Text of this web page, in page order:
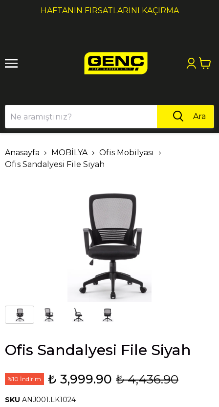
HAFTANIN FIRSATLARINI KAÇIRMA
1 2
Ara
Anasayfa MOBİLYA
Ofis Mobilyası
Ofis Sandalyesi File Siyah
Ofis Sandalyesi File Siyah
%10 İndirim ₺ 3,999.90 ₺ 4,436.90
SKU ANJ001.LK1024